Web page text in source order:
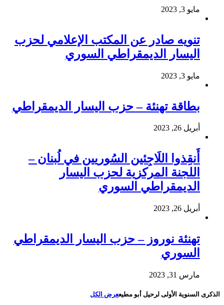
مايو 3, 2023
تنويه صادر عن المكتب الإعلامي لحزب
اليسار الديمقراطي السوري
مايو 3, 2023
بطاقة تهنئة – حزب اليسار الديمقراطي
أبريل 26, 2023
أَنقِذوا اللَاجِئين السُوريين في لُبنان –
اللجنة المركزية لحزب اليسار
الديمقراطي السوري
أبريل 26, 2023
تهنئة نوروز – حزب اليسار الديمقراطي
السوري
مارس 31, 2023
الذكرى السنوية الأولى لرحيل أبو مطيععرض الكل